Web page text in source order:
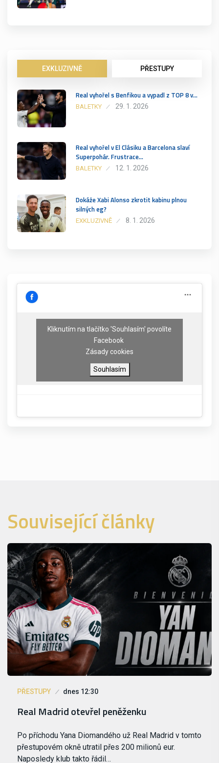
EXKLUZIVNĚ PŘESTUPY
Real vyhořel s Benfikou a vypadl z TOP 8 v…
BALETKY 29. 1. 2026
Real vyhořel v El Clásiku a Barcelona slaví
Superpohár. Frustrace…
BALETKY 12. 1. 2026
Dokáže Xabi Alonso zkrotit kabinu plnou
silných eg?
EXKLUZIVNĚ 8. 1. 2026
Kliknutím na tlačítko 'Souhlasím' povolíte
Facebook
Zásady cookies
Souhlasím
Související články
PŘESTUPY dnes 12:30
Real Madrid otevřel peněženku
Po příchodu Yana Diomandého už Real Madrid v tomto
přestupovém okně utratil přes 200 milionů eur.
Naposledy klub takto řádil…